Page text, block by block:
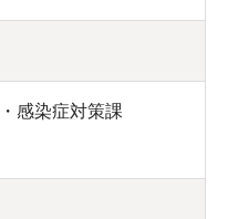
感染症対策課